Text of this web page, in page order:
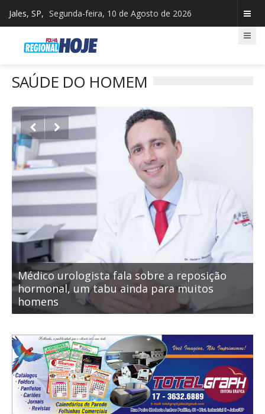
Jales, SP, Segunda-feira, 10 de Agosto de 2026
SAÚDE DO HOMEM
Médico urologista fala sobre a reposição
hormonal, um tabu ainda para muitos
homens
 